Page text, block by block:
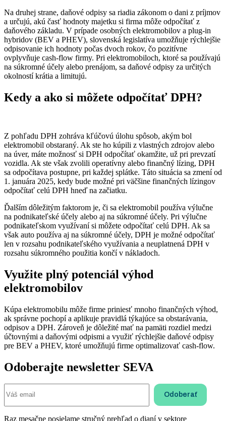
Na druhej strane, daňové odpisy sa riadia zákonom o dani z príjmov
a určujú, akú časť hodnoty majetku si firma môže odpočítať z
daňového základu. V prípade osobných elektromobilov a plug-in
hybridov (BEV a PHEV), slovenská legislatíva umožňuje rýchlejšie
odpisovanie ich hodnoty počas dvoch rokov, čo pozitívne
ovplyvňuje cash-flow firmy. Pri elektromobiloch, ktoré sa používajú
na súkromné účely alebo prenájom, sa daňové odpisy za určitých
okolností krátia a limitujú.
Kedy a ako si môžete odpočítať DPH?
Z pohľadu DPH zohráva kľúčovú úlohu spôsob, akým bol
elektromobil obstaraný. Ak ste ho kúpili z vlastných zdrojov alebo
na úver, máte možnosť si DPH odpočítať okamžite, už pri prevzatí
vozidla. Ak ste však zvolili operatívny alebo finančný lízing, DPH
sa odpočítava postupne, pri každej splátke. Táto situácia sa zmení od
1. januára 2025, kedy bude možné pri väčšine finančných lízingov
odpočítať celú DPH hneď na začiatku.
Ďalším dôležitým faktorom je, či sa elektromobil používa výlučne
na podnikateľské účely alebo aj na súkromné účely. Pri výlučne
podnikateľskom využívaní si môžete odpočítať celú DPH. Ak sa
však auto používa aj na súkromné účely, DPH je možné odpočítať
len v rozsahu podnikateľského využívania a neuplatnená DPH v
rozsahu súkromného použitia končí v nákladoch.
Využite plný potenciál výhod
elektromobilov
Kúpa elektromobilu môže firme priniesť mnoho finančných výhod,
ak správne pochopí a aplikuje pravidlá týkajúce sa obstarávania,
odpisov a DPH. Zároveň je dôležité mať na pamäti rozdiel medzi
účtovnými a daňovými odpismi a využiť rýchlejšie daňové odpisy
pre BEV a PHEV, ktoré umožňujú firme optimalizovať cash-flow.
Odoberajte newsletter SEVA
Raz mesačne posielame stručný prehľad o dianí v sektore